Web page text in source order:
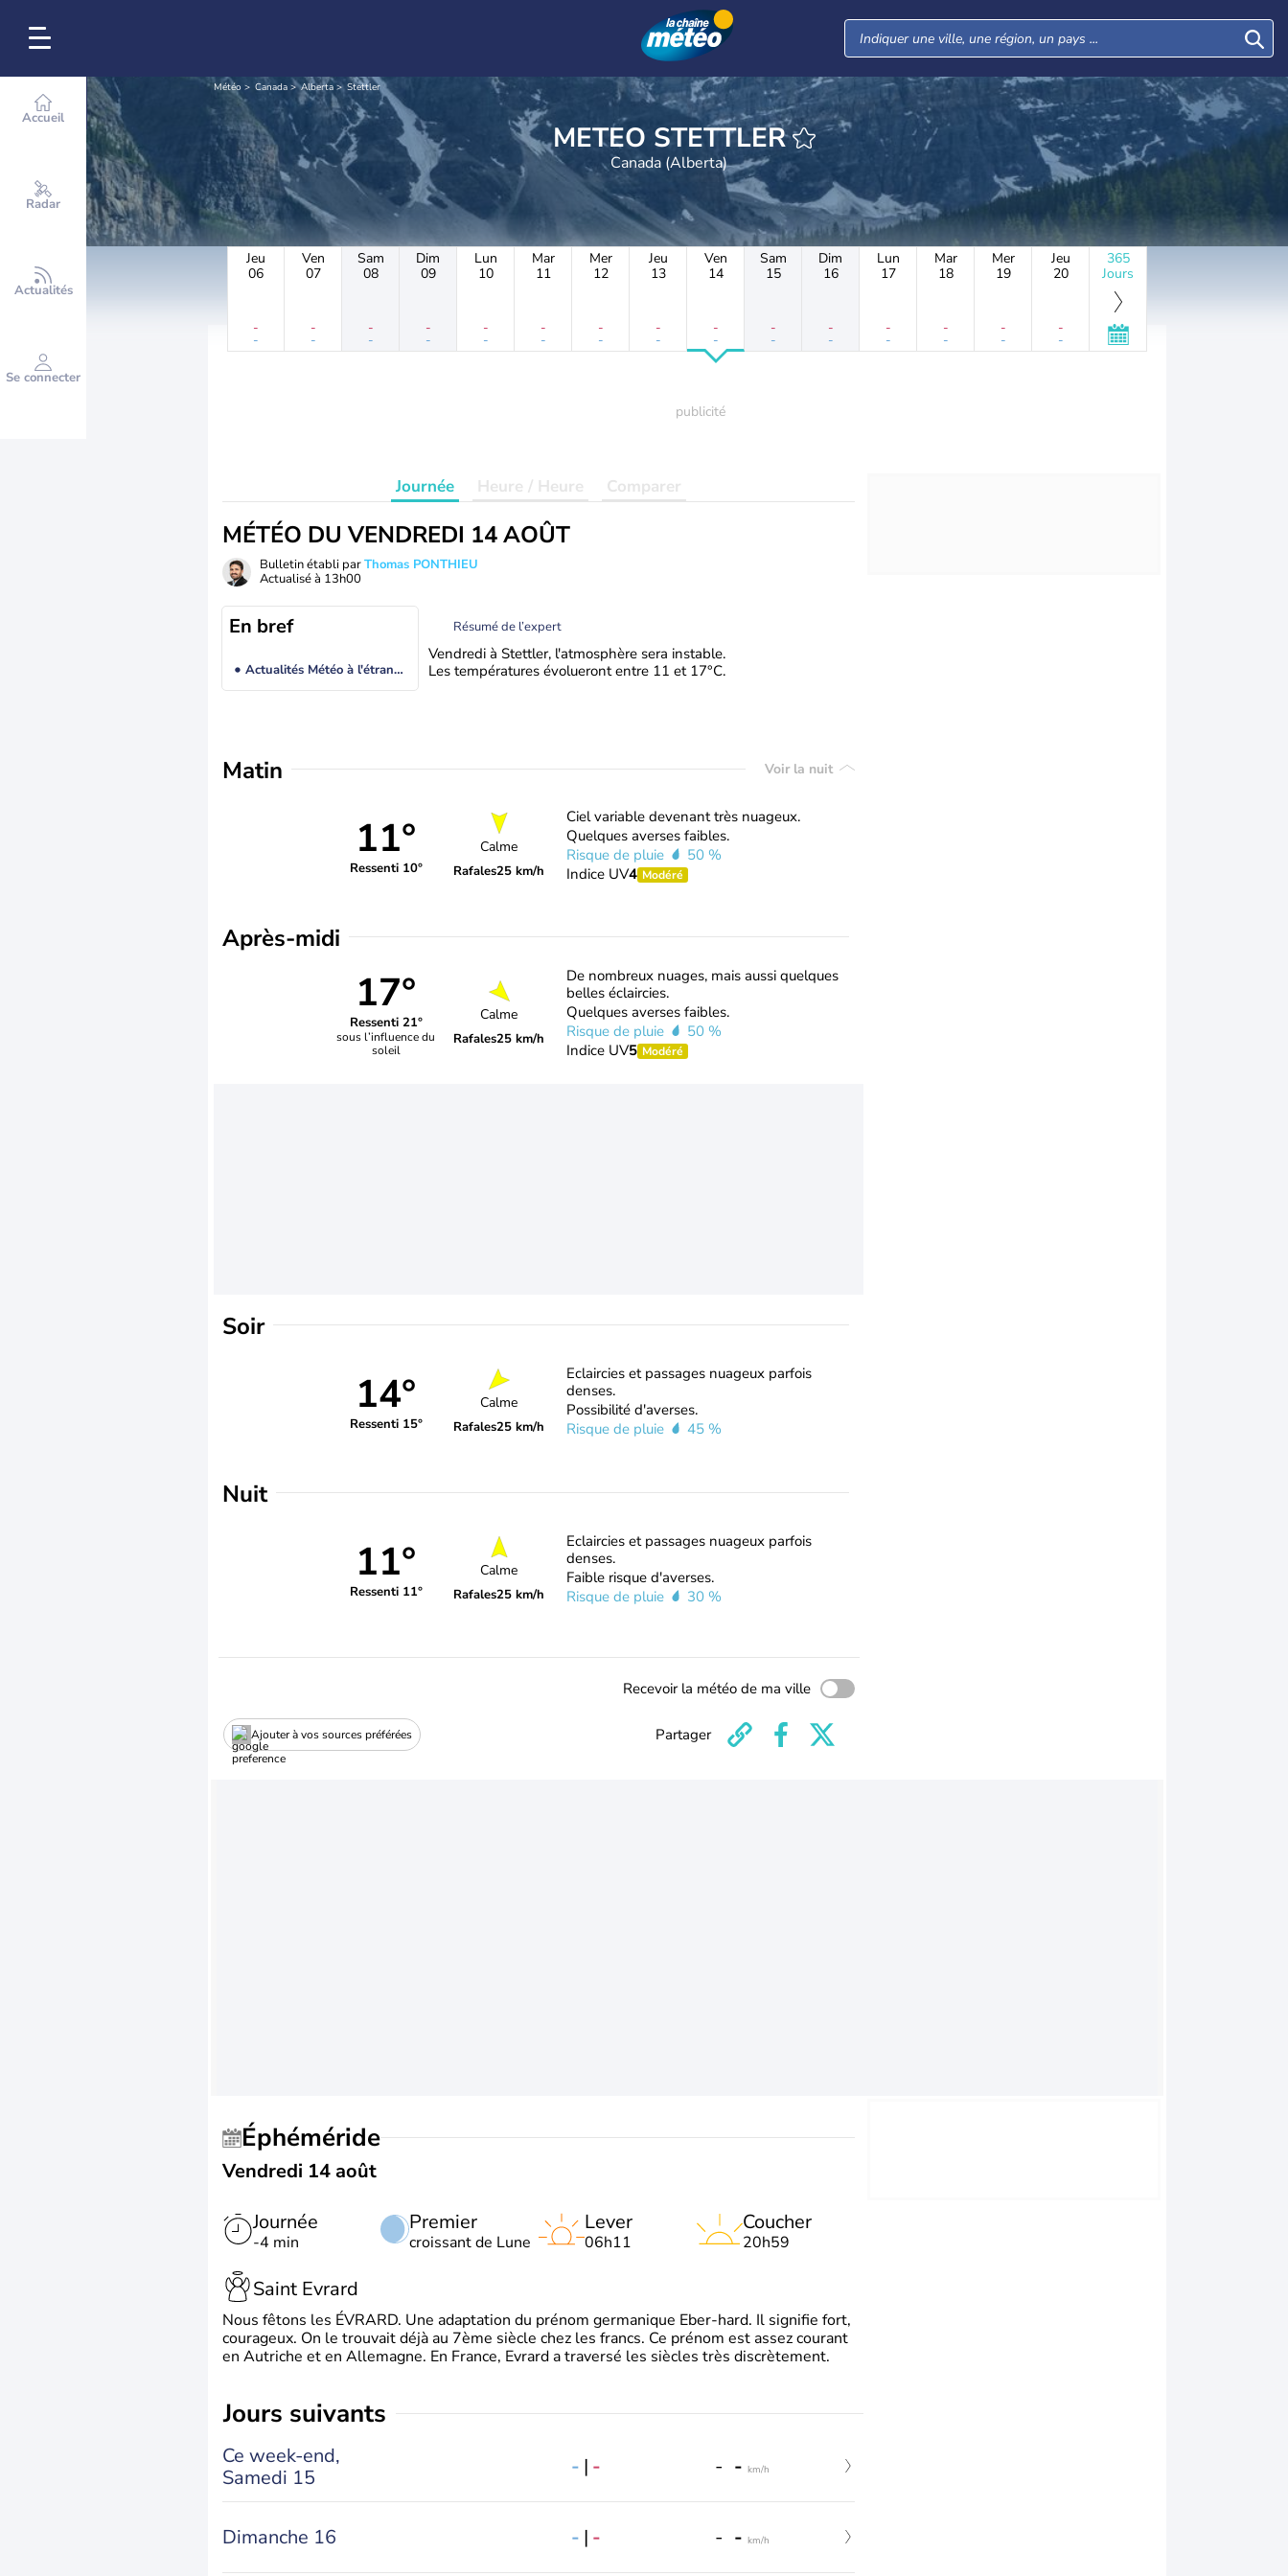
Accueil
Radar
Actualités
Se connecter
Météo Canada Alberta Stettler
METEO STETTLER
Canada (Alberta)
Jeu
06
-
-
Ven
07
-
-
Sam
08
-
-
Dim
09
-
-
Lun
10
-
-
Mar
11
-
-
Mer
12
-
-
Jeu
13
-
-
Ven
14
-
-
Sam
15
-
-
Dim
16
-
-
Lun
17
-
-
Mar
18
-
-
Mer
19
-
-
Jeu
20
-
-
365
Jours
Journée Heure / Heure Comparer
MÉTÉO DU VENDREDI 14 AOÛT
Bulletin établi parThomas PONTHIEU
Actualisé à 13h00
En bref
Actualités Météo à l'étranger
Résumé de l’expert
Vendredi à Stettler, l'atmosphère sera instable.
Les températures évolueront entre 11 et 17°C.
Matin Voir la nuit
11°
Ressenti 10°
Calme
Rafales25 km/h
Ciel variable devenant très nuageux.
Quelques averses faibles.
Risque de pluie
50 %
Indice UV4 Modéré
Après-midi
17°
Ressenti 21°
sous l’influence du
soleil
Calme
Rafales25 km/h
De nombreux nuages, mais aussi quelques
belles éclaircies.
Quelques averses faibles.
Risque de pluie
50 %
Indice UV5 Modéré
Soir
14°
Ressenti 15°
Calme
Rafales25 km/h
Eclaircies et passages nuageux parfois
denses.
Possibilité d'averses.
Risque de pluie
45 %
Nuit
11°
Ressenti 11°
Calme
Rafales25 km/h
Eclaircies et passages nuageux parfois
denses.
Faible risque d'averses.
Risque de pluie
30 %
Recevoir la météo de ma ville
Ajouter à vos sources préférées Partager
Éphéméride
Vendredi 14 août
Journée
-4 min
Premier
croissant de Lune
Lever
06h11
Coucher
20h59
Saint Evrard
Nous fêtons les ÉVRARD. Une adaptation du prénom germanique Eber-hard. Il signifie fort,
courageux. On le trouvait déjà au 7ème siècle chez les francs. Ce prénom est assez courant
en Autriche et en Allemagne. En France, Evrard a traversé les siècles très discrètement.
jours suivants
Ce week-end,
Samedi 15
- | - - - km/h
Dimanche 16 - | - - - km/h